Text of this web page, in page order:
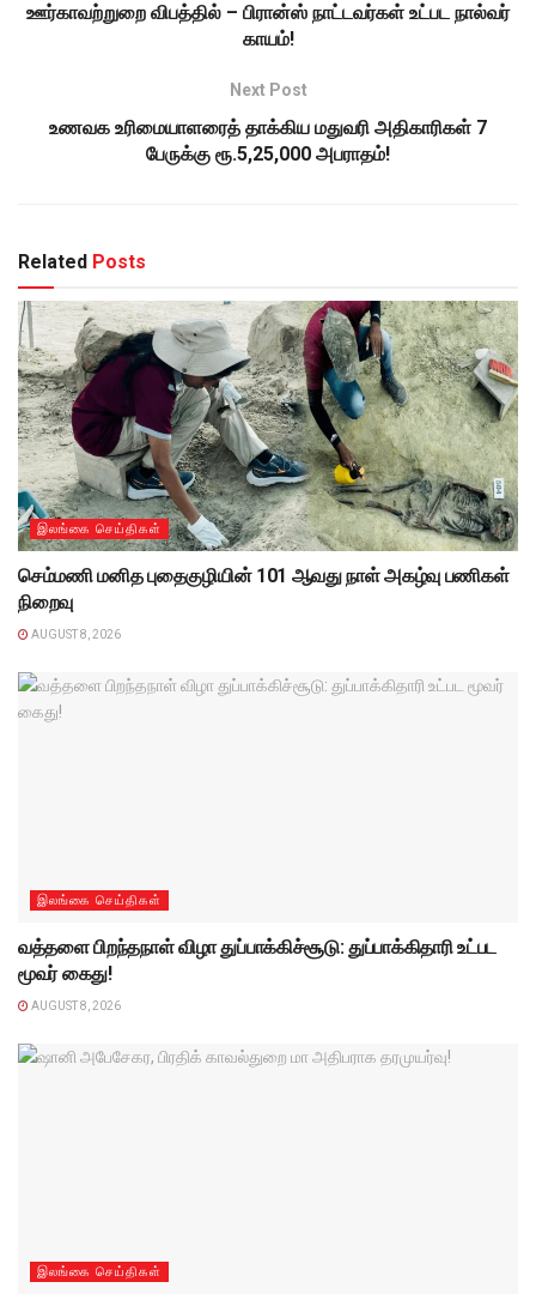
ஊர்காவற்றுறை விபத்தில் – பிரான்ஸ் நாட்டவர்கள் உட்பட நால்வர்
காயம்!
Next Post
உணவக உரிமையாளரைத் தாக்கிய மதுவரி அதிகாரிகள் 7
பேருக்கு ரூ.5,25,000 அபராதம்!
Related Posts
இலங்கை செய்திகள்
செம்மணி மனித புதைகுழியின் 101 ஆவது நாள் அகழ்வு பணிகள்
நிறைவு
AUGUST 8, 2026
இலங்கை செய்திகள்
வத்தளை பிறந்தநாள் விழா துப்பாக்கிச்சூடு: துப்பாக்கிதாரி உட்பட
மூவர் கைது!
AUGUST 8, 2026
இலங்கை செய்திகள்